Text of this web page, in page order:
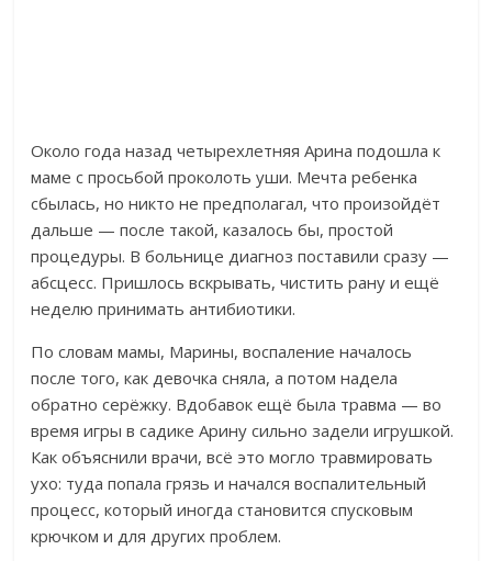
Около года назад четырехлетняя Арина подошла к
маме с просьбой проколоть уши. Мечта ребенка
сбылась, но никто не предполагал, что произойдёт
дальше — после такой, казалось бы, простой
процедуры. В больнице диагноз поставили сразу —
абсцесс. Пришлось вскрывать, чистить рану и ещё
неделю принимать антибиотики.
По словам мамы, Марины, воспаление началось
после того, как девочка сняла, а потом надела
обратно серёжку. Вдобавок ещё была травма — во
время игры в садике Арину сильно задели игрушкой.
Как объяснили врачи, всё это могло травмировать
ухо: туда попала грязь и начался воспалительный
процесс, который иногда становится спусковым
крючком и для других проблем.